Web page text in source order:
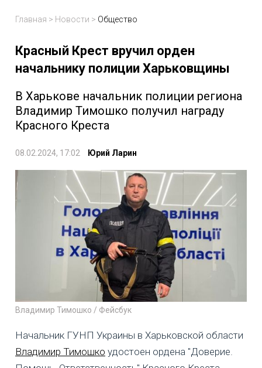
Главная > Новости > Общество
Красный Крест вручил орден
начальнику полиции Харьковщины
В Харькове начальник полиции региона
Владимир Тимошко получил награду
Красного Креста
08.02.2024, 17:02 Юрий Ларин
Владимир Тимошко / Фейсбук
Начальник ГУНП Украины в Харьковской области
Владимир Тимошко удостоен ордена "Доверие.